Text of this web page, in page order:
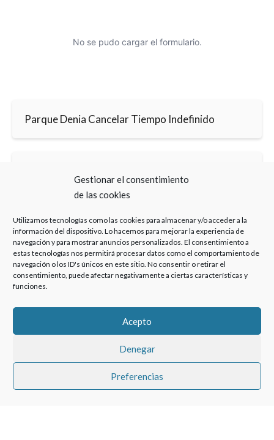
Gestionar el consentimiento
de las cookies
Utilizamos tecnologías como las cookies para almacenar y/o acceder a la
información del dispositivo. Lo hacemos para mejorar la experiencia de
navegación y para mostrar anuncios personalizados. El consentimiento a
estas tecnologías nos permitirá procesar datos como el comportamiento de
navegación o los ID's únicos en este sitio. No consentir o retirar el
consentimiento, puede afectar negativamente a ciertas características y
funciones.
Acepto
Denegar
Preferencias
No se pudo cargar el formulario.
Parque Denia Cancelar Tiempo Indefinido
Abogado Especializado
Haz clic para aceptar cookies de marketing y